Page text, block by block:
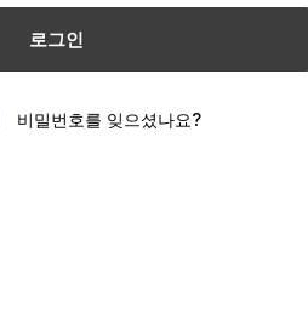
로그인
비밀번호를 잊으셨나요?